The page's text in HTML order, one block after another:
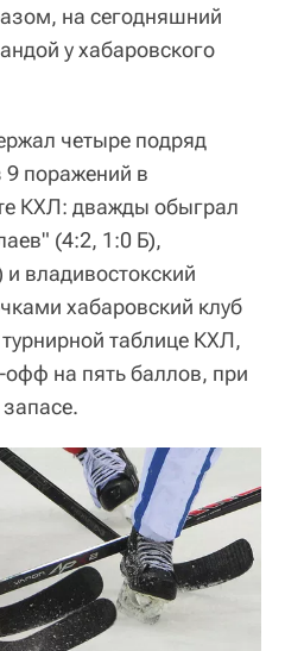
на сегодняшний
у хабаровского
четыре подряд
9 поражений в
КХЛ: дважды обыграл
(4:2, 1:0 Б),
владивостокский
хабаровский клуб
таблице КХЛ,
на пять баллов, при